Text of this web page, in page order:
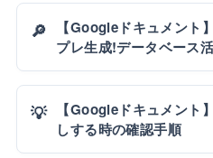
🔎
【Googleドキュメン
プレ生成!データベース
💡
【Googleドキュメント
しする時の確認手順